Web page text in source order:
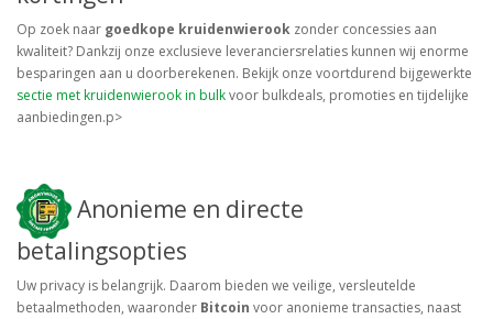
Op zoek naar goedkope kruidenwierook zonder concessies aan
kwaliteit? Dankzij onze exclusieve leveranciersrelaties kunnen wij enorme
besparingen aan u doorberekenen. Bekijk onze voortdurend bijgewerkte
sectie met kruidenwierook in bulkvoor bulkdeals, promoties en tijdelijke
aanbiedingen.p>
Anonieme en directe
betalingsopties
Uw privacy is belangrijk. Daarom bieden we veilige, versleutelde
betaalmethoden, waaronder Bitcoin voor anonieme transacties, naast